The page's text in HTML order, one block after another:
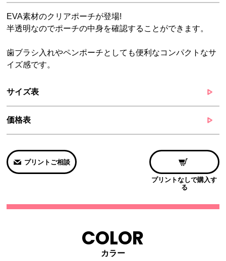
EVA素材のクリアポーチが登場!
半透明なのでポーチの中身を確認することができます。
歯ブラシ入れやペンポーチとしても便利なコンパクトなサ
イズ感です。
サイズ表
価格表
プリントご相談
プリントなしで購入す
る
COLOR
カラー